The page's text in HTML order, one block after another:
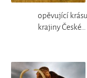
opěvující
krajiny České…